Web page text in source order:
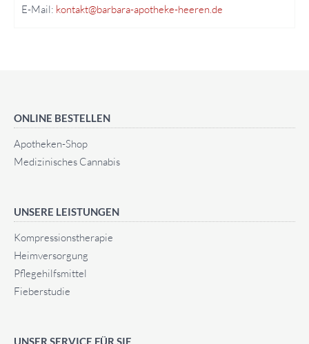
E-Mail: kontakt@barbara-apotheke-heeren.de
ONLINE BESTELLEN
Apotheken-Shop
Medizinisches Cannabis
UNSERE LEISTUNGEN
Kompressionstherapie
Heimversorgung
Pflegehilfsmittel
Fieberstudie
UNSER SERVICE FÜR SIE